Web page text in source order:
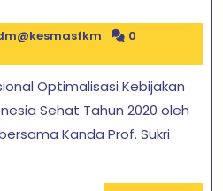
Nasional
Optimalisasi
Kebijakan
Kesehatan
Menuju
adm@kesmasfkm
0
Sehat Tahun 2020 oleh
Kanda Prof. Sukri